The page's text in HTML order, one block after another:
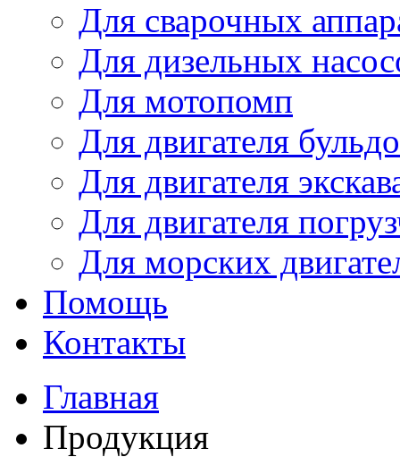
Для сварочных
Для дизельных
Для мотопомп
Для двигателя
Для двигателя
Для двигателя
Для морских
Помощь
Контакты
Главная
Продукция